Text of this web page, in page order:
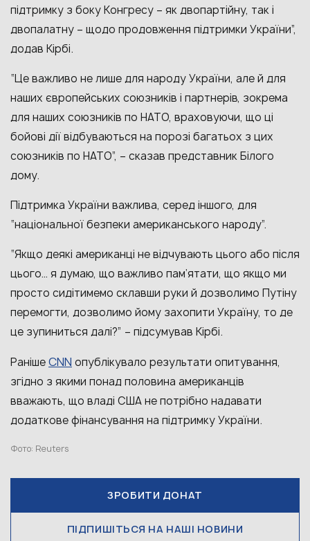
підтримку з боку Конгресу – як двопартійну, так і
двопалатну – щодо продовження підтримки України”,
додав Кірбі.
“Це важливо не лише для народу України, але й для
наших європейських союзників і партнерів, зокрема
для наших союзників по НАТО, враховуючи, що ці
бойові дії відбуваються на порозі багатьох з цих
союзників по НАТО”, – сказав представник Білого
дому.
Підтримка України важлива, серед іншого, для
“національної безпеки американського народу”.
“Якщо деякі американці не відчувають цього або після
цього… я думаю, що важливо пам’ятати, що якщо ми
просто сидітимемо склавши руки й дозволимо Путіну
перемогти, дозволимо йому захопити Україну, то де
це зупиниться далі?” – підсумував Кірбі.
РанішеCNN опублікувало результати опитування,
згідно з якими понад половина американців
вважають, що владі США не потрібно надавати
додаткове фінансування на підтримку України.
Фото: Reuters
ЗРОБИТИ ДОНАТ
ПІДПИШІТЬСЯ НА НАШІ НОВИНИ